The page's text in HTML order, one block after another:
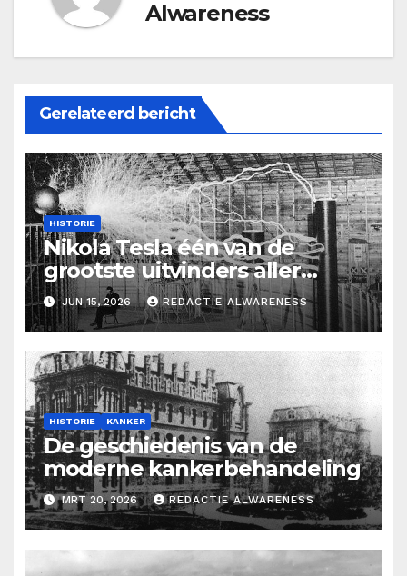
Alwareness
Gerelateerd bericht
HISTORIE
Nikola Tesla één van de
grootste uitvinders aller
tijden.
JUN 15, 2026 REDACTIE ALWARENESS
HISTORIE KANKER
De geschiedenis van de
moderne kankerbehandeling
MRT 20, 2026 REDACTIE ALWARENESS